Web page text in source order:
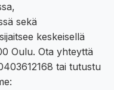
sekä
keskeisellä
Oulu. Ota yhteyttä
tai tutustu